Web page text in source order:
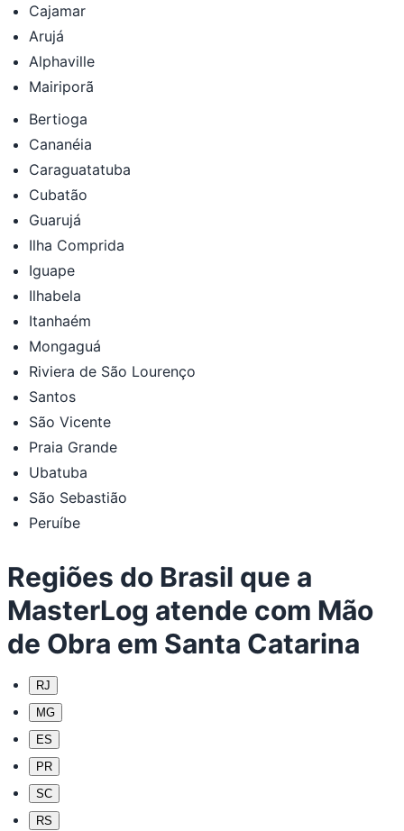
Cajamar
Arujá
Alphaville
Mairiporã
Bertioga
Cananéia
Caraguatatuba
Cubatão
Guarujá
Ilha Comprida
Iguape
Ilhabela
Itanhaém
Mongaguá
Riviera de São Lourenço
Santos
São Vicente
Praia Grande
Ubatuba
São Sebastião
Peruíbe
Regiões do Brasil que a
MasterLog atende com Mão
de Obra em Santa Catarina
RJ
MG
ES
PR
SC
RS